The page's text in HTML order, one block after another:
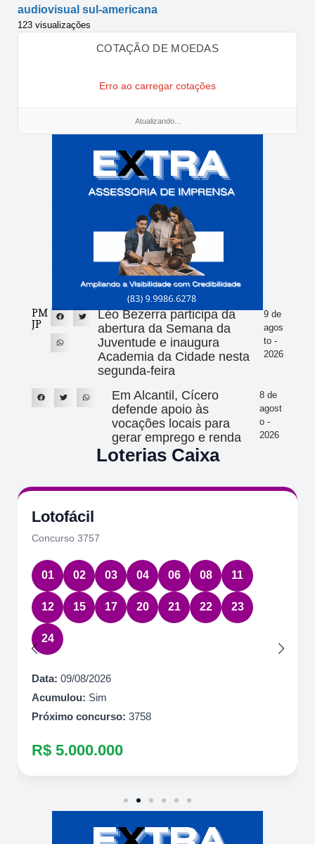
audiovisual sul-americana
123 visualizações
COTAÇÃO DE MOEDAS
Erro ao carregar cotações
Atualizando...
PM
JP
Léo Bezerra participa da
abertura da Semana da
Juventude e inaugura
Academia da Cidade nesta
segunda-feira
9 de
agos
to -
2026
Em Alcantil, Cícero
defende apoio às
vocações locais para
gerar emprego e renda
8 de
agost
o -
2026
Loterias Caixa
Lotofácil
Concurso 3757
01 02 03 04 06 08 11
12 15 17 20 21 22 23
24
Data: 09/08/2026
Acumulou: Sim
Próximo concurso: 3758
R$ 5.000.000